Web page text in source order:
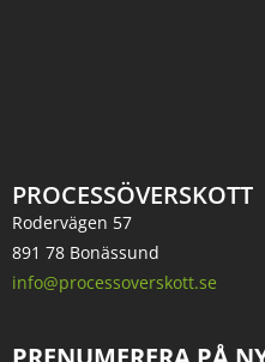
PROCESSÖVERSKOTT
Rodervägen 57
891 78 Bonässund
info@processoverskott.se